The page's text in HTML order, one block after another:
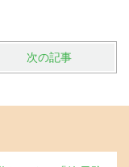
次の記事